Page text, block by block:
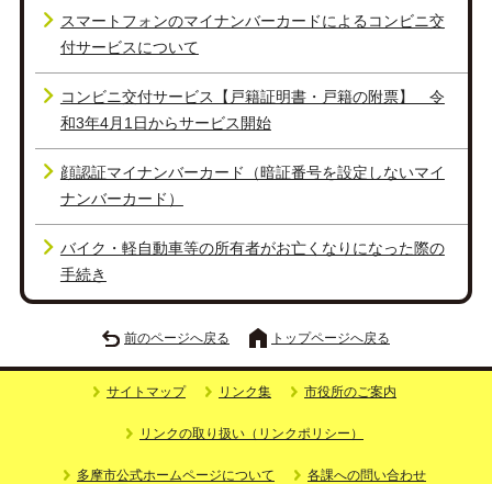
スマートフォンのマイナンバーカードによるコンビニ交
付サービスについて
コンビニ交付サービス【戸籍証明書・戸籍の附票】 令
和3年4月1日からサービス開始
顔認証マイナンバーカード（暗証番号を設定しないマイ
ナンバーカード）
バイク・軽自動車等の所有者がお亡くなりになった際の
手続き
前のページへ戻る トップページへ戻る
サイトマップ リンク集 市役所のご案内
リンクの取り扱い（リンクポリシー）
多摩市公式ホームページについて 各課への問い合わせ